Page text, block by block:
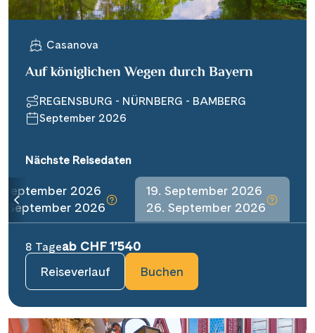
Casanova
Auf königlichen Wegen durch Bayern
REGENSBURG - NÜRNBERG - BAMBERG
September 2026
Nächste Reisedaten
September 2026
September 2026
19. September 2026
26. September 2026
8 Tageab CHF 1’540
Reiseverlauf
Buchen